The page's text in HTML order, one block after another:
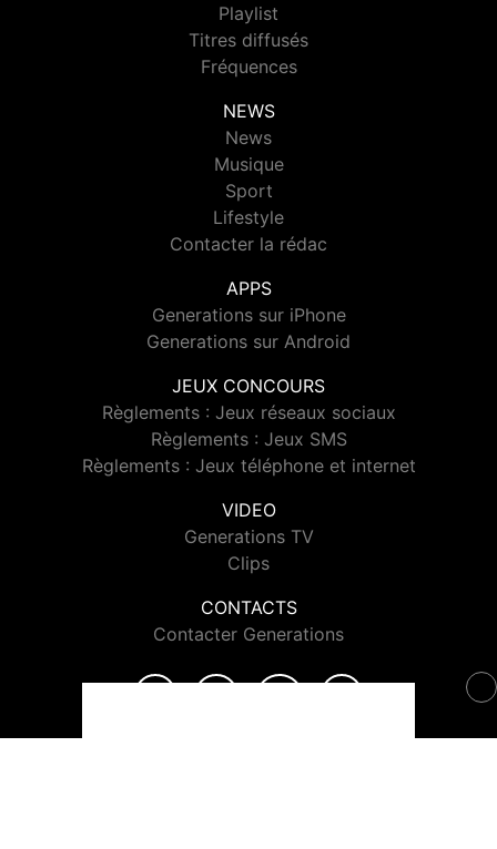
Playlist
Titres diffusés
Fréquences
NEWS
News
Musique
Sport
Lifestyle
Contacter la rédac
APPS
Generations sur iPhone
Generations sur Android
JEUX CONCOURS
Règlements : Jeux réseaux sociaux
Règlements : Jeux SMS
Règlements : Jeux téléphone et internet
VIDEO
Generations TV
Clips
CONTACTS
Contacter Generations